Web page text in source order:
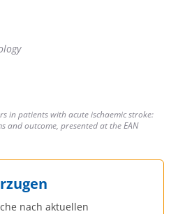
in patients with acute ischaemic stroke:
and outcome, presented at the EAN
nach aktuellen